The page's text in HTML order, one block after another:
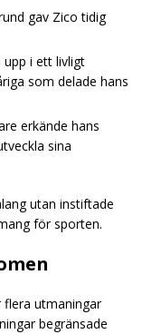
gav Zico tidig
i ett livligt
som delade hans
erkände hans
sina
utan instiftade
för sporten.
utmaningar
begränsade